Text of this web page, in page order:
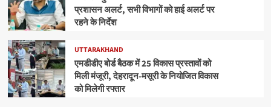
प्रशासन अलर्ट, सभी विभागों को हाई अलर्ट पर
रहने के निर्देश
UTTARAKHAND
एमडीडीए बोर्ड बैठक में 25 विकास प्रस्तावों को
मिली मंजूरी, देहरादून-मसूरी के नियोजित विकास
को मिलेगी रफ्तार